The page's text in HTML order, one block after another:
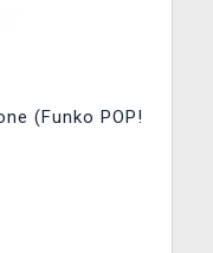
(Funko POP!